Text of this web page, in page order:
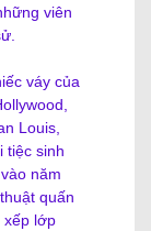
viên
váy của
Louis,
tiệc sinh
năm
quấn
xếp lớp